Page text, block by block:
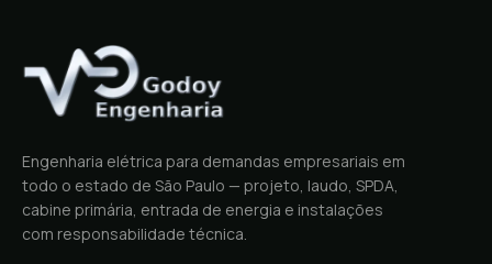
Engenharia elétrica para demandas empresariais em
todo o estado de São Paulo — projeto, laudo, SPDA,
cabine primária, entrada de energia e instalações
com responsabilidade técnica.